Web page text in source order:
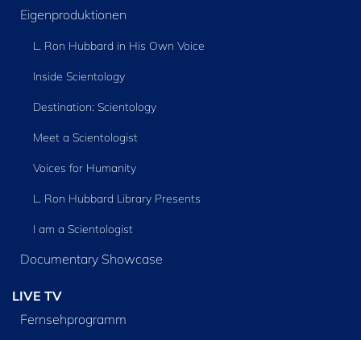
Eigenproduktionen
L. Ron Hubbard in His Own Voice
Inside Scientology
Destination: Scientology
Meet a Scientologist
Voices for Humanity
L. Ron Hubbard Library Presents
I am a Scientologist
Documentary Showcase
LIVE TV
Fernsehprogramm